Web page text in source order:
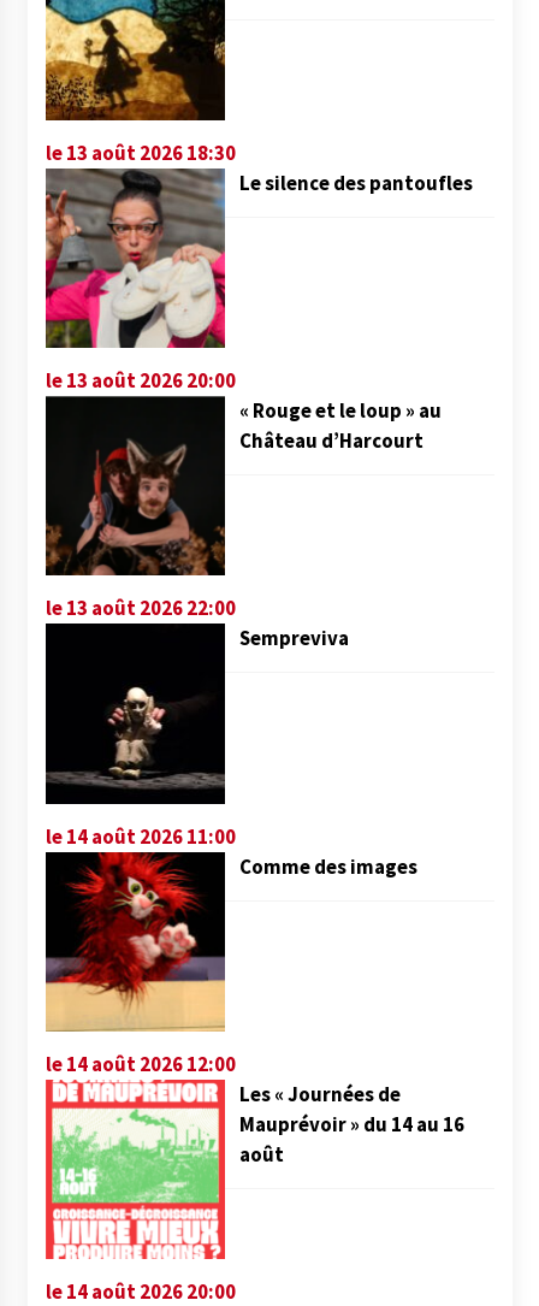
le 13 août 2026 18:30
Le silence des pantoufles
le 13 août 2026 20:00
« Rouge et le loup » au
Château d’Harcourt
le 13 août 2026 22:00
Sempreviva
le 14 août 2026 11:00
Comme des images
le 14 août 2026 12:00
Les « Journées de
Mauprévoir » du 14 au 16
août
le 14 août 2026 20:00